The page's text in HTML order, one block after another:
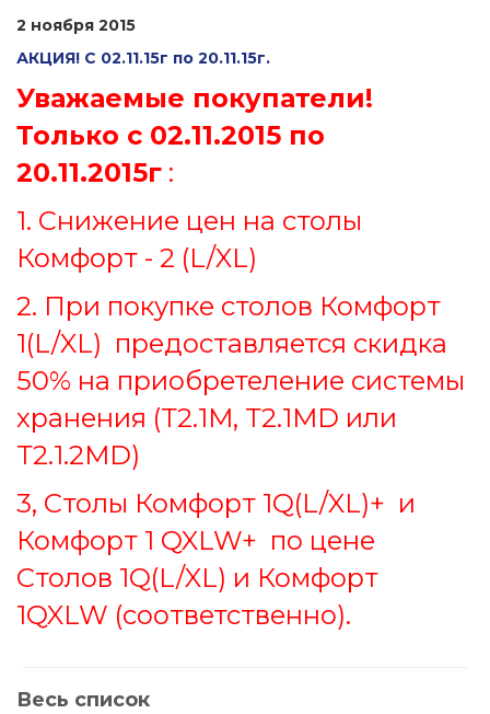
2 ноября 2015
АКЦИЯ! С 02.11.15г по 20.11.15г.
Уважаемые покупатели!
Только с 02.11.2015 по
20.11.2015г :
1. Снижение цен на столы
Комфорт - 2 (L/XL)
2. При покупке столов Комфорт
1(L/XL) предоставляется скидка
50% на приобретеление системы
хранения (Т2.1M, Т2.1MD или
Т2.1.2MD)
3, Столы Комфорт 1Q(L/XL)+ и
Комфорт 1 QXLW+ по цене
Столов 1Q(L/XL) и Комфорт
1QXLW (соответственно).
Весь список